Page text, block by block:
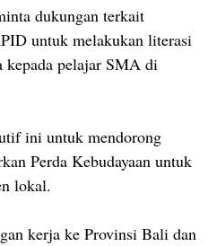
dukungan terkait
untuk melakukan literasi
kepada pelajar SMA di
ini untuk mendorong
Perda Kebudayaan untuk
lokal.
kerja ke Provinsi Bali dan